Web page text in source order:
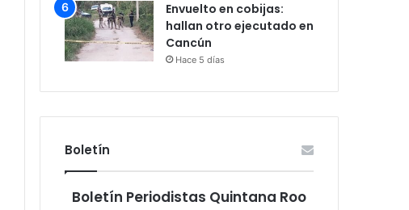
Envuelto en cobijas:
hallan otro ejecutado en
Cancún
Hace 5 días
Boletín
Boletín Periodistas Quintana Roo